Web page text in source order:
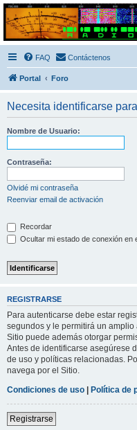
Radio Frecuencias
Foro de Radio Frecuencias
FAQ Contáctenos
Portal Foro
Necesita identificarse
Nombre de Usuario:
Contraseña:
Olvidé mi contraseña
Reenviar email de activación
Recordar
Ocultar mi estado de conexión en
REGISTRARSE
Para autenticarse debe estar
segundos y le permitirá un
Sitio puede además otorgar
Antes de identificarse asegúrese
de uso y políticas relacionadas.
navega por el Sitio.
Condiciones de uso | Política de
Registrarse